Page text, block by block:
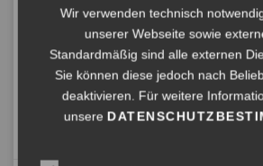
Stell dir die „Pragmatische
Schalter vor, der den Deppenmagneten
Formel gibt dir die Werkzeuge, um in
bleiben, deine eigenen Prioritäten zu
länger von äußeren Manipulationen
Wir verwenden technisch
unserer Webseite sowie
Standardmäßig sind alle externen
Sie können diese jedoch nach
deaktivieren. Für weitere
unsere